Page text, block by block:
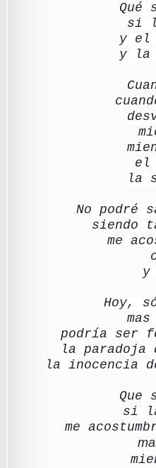
Qué
si
y el
y la
el
la
No podré
siendo
me
y
Hoy,
podría ser
la paradoja
la inocencia
Que
si
me